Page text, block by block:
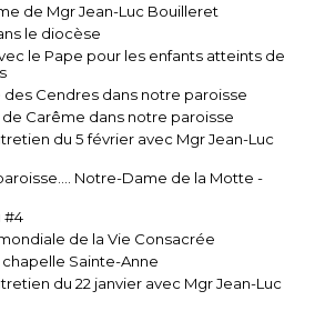
de Mgr Jean-Luc Bouilleret
le diocèse
le Pape pour les enfants atteints de
des Cendres dans notre paroisse
Carême dans notre paroisse
du 5 février avec Mgr Jean-Luc
Notre-Dame de la Motte -
#4
de la Vie Consacrée
Sainte-Anne
du 22 janvier avec Mgr Jean-Luc